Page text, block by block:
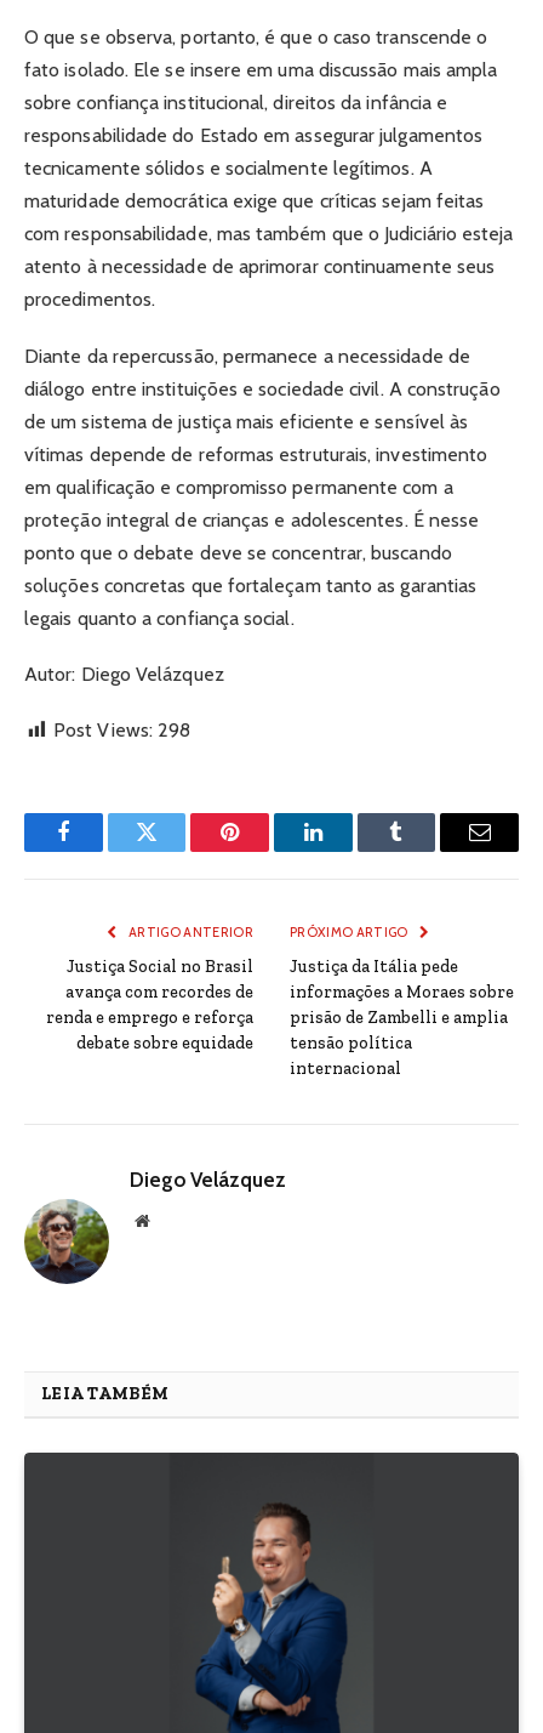
O que se observa, portanto, é que o caso transcende o
fato isolado. Ele se insere em uma discussão mais ampla
sobre confiança institucional, direitos da infância e
responsabilidade do Estado em assegurar julgamentos
tecnicamente sólidos e socialmente legítimos. A
maturidade democrática exige que críticas sejam feitas
com responsabilidade, mas também que o Judiciário esteja
atento à necessidade de aprimorar continuamente seus
procedimentos.
Diante da repercussão, permanece a necessidade de
diálogo entre instituições e sociedade civil. A construção
de um sistema de justiça mais eficiente e sensível às
vítimas depende de reformas estruturais, investimento
em qualificação e compromisso permanente com a
proteção integral de crianças e adolescentes. É nesse
ponto que o debate deve se concentrar, buscando
soluções concretas que fortaleçam tanto as garantias
legais quanto a confiança social.
Autor: Diego Velázquez
Post Views: 298
FacebookTwitter Pinterest LinkedInTumblr Email
ARTIGO ANTERIOR
Justiça Social no Brasil
avança com recordes de
renda e emprego e reforça
debate sobre equidade
PRÓXIMO ARTIGO
Justiça da Itália pede
informações a Moraes sobre
prisão de Zambelli e amplia
tensão política
internacional
Diego Velázquez
Website
LEIA TAMBÉM